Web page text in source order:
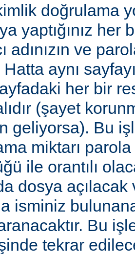
doğrulama
yaptığınız her
adınızın ve
aynı
her bir
(şayet
geliyorsa). Bu
miktarı parola
ile orantılı
dosya açılacak
isminiz
Bu
tekrar